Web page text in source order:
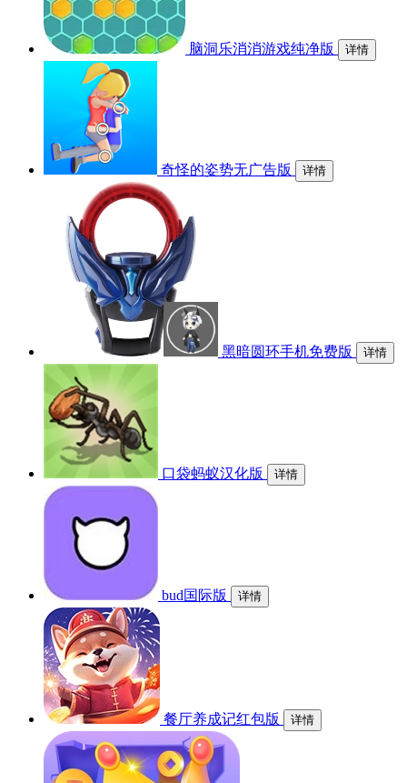
脑洞乐消消游戏纯净版 详情
奇怪的姿势无广告版 详情
黑暗圆环手机免费版 详情
口袋蚂蚁汉化版 详情
bud国际版 详情
餐厅养成记红包版 详情